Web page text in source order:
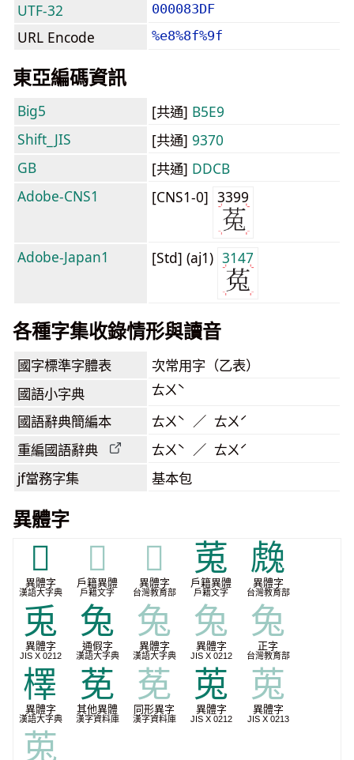
UTF-32 000083DF
URL Encode %e8%8f%9f
東亞編碼資訊
Big5 [共通] B5E9
Shift_JIS
[共通] 9370
GB
[共通] DDCB
Adobe-CNS1
[CNS1-0] 3399
Adobe-Japan1 [Std] (aj1) 3147
各種字集收錄情形與讀音
國字標準字體表 次常用字（乙表）
國語小字典 ㄊㄨˋ
國語辭典簡編本 ㄊㄨˋ ／ ㄊㄨˊ
重編國語辭典 ㄊㄨˋ ／ ㄊㄨˊ
jf當務字集 基本包
異體字
𧈋
異體字
漢語大字典
𧈋
戶籍異體
戶籍文字
𧈋
異體字
台灣教育部
𫟏
戶籍異體
戶籍文字
䖘
異體字
台灣教育部
兎
異體字
JIS X 0212
兔
通假字
漢語大字典
兔
異體字
漢語大字典
兔
異體字
JIS X 0212
兔
正字
台灣教育部
檡
異體字
漢語大字典
莬
其他異體
漢字資料庫
莬
同形異字
漢字資料庫
莵
異體字
JIS X 0212
莵
異體字
JIS X 0213
莵